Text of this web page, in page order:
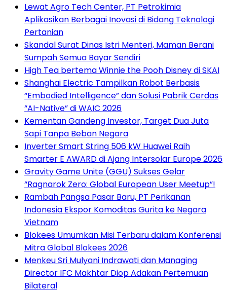
Lewat Agro Tech Center, PT Petrokimia
Aplikasikan Berbagai Inovasi di Bidang Teknologi
Pertanian
Skandal Surat Dinas Istri Menteri, Maman Berani
Sumpah Semua Bayar Sendiri
High Tea bertema Winnie the Pooh Disney di SKAI
Shanghai Electric Tampilkan Robot Berbasis
“Embodied Intelligence” dan Solusi Pabrik Cerdas
“AI-Native” di WAIC 2026
Kementan Gandeng Investor, Target Dua Juta
Sapi Tanpa Beban Negara
Inverter Smart String 506 kW Huawei Raih
Smarter E AWARD di Ajang Intersolar Europe 2026
Gravity Game Unite (GGU) Sukses Gelar
“Ragnarok Zero: Global European User Meetup”!
Rambah Pangsa Pasar Baru, PT Perikanan
Indonesia Ekspor Komoditas Gurita ke Negara
Vietnam
Blokees Umumkan Misi Terbaru dalam Konferensi
Mitra Global Blokees 2026
Menkeu Sri Mulyani Indrawati dan Managing
Director IFC Makhtar Diop Adakan Pertemuan
Bilateral